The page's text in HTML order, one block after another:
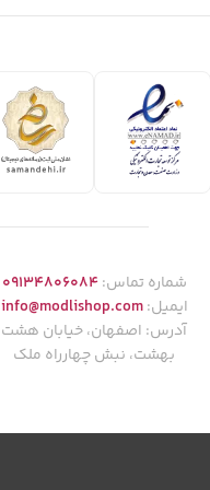
شماره تماس:09134806084
ایمیل:info@modlishop.com
آدرس: اصفهان، خیابان هشت
بهشت، نبش چهارراه ملک